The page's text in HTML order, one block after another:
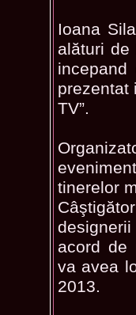
Ioana
alături de
prezentat
TV”.
tinerelor
acord de
va avea
2013.